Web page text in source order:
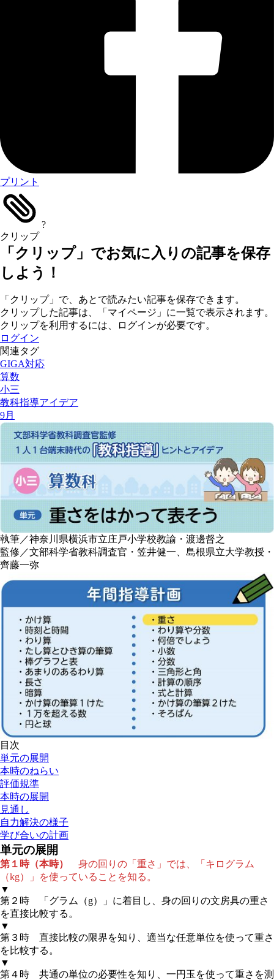
プリント
クリップ
?
「クリップ」でお気に入りの記事を保存
しよう！
「クリップ」で、あとで読みたい記事を保存できます。
クリップした記事は、「マイページ」に一覧で表示されます。
クリップを利用するには、ログインが必要です。
ログイン
関連タグ
GIGA対応
算数
小三
教科指導アイデア
9月
執筆／神奈川県横浜市立庄戸小学校教諭・渡邊督之
監修／文部科学省教科調査官・笠井健一、島根県立大学教授・
齊藤一弥
目次
単元の展開
本時のねらい
評価規準
本時の展開
見通し
自力解決の様子
学び合いの計画
単元の展開
第１時（本時）
身の回りの「重さ」では、「キログラム
（kg）」を使っていることを知る。
▼
第２時 「グラム（g）」に着目し、身の回りの文房具の重さ
を直接比較する。
▼
第３時 直接比較の限界を知り、適当な任意単位を使って重さ
を比較する。
▼
第４時 共通の単位の必要性を知り、一円玉を使って重さを測